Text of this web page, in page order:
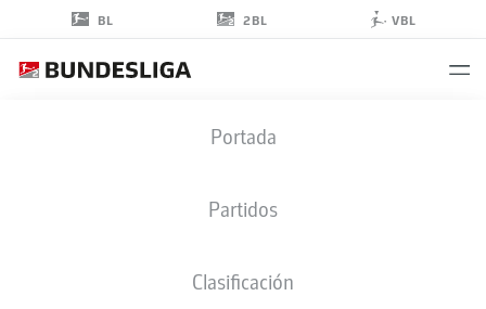
BL 2BL VBL
Portada
Partidos
Clasificación